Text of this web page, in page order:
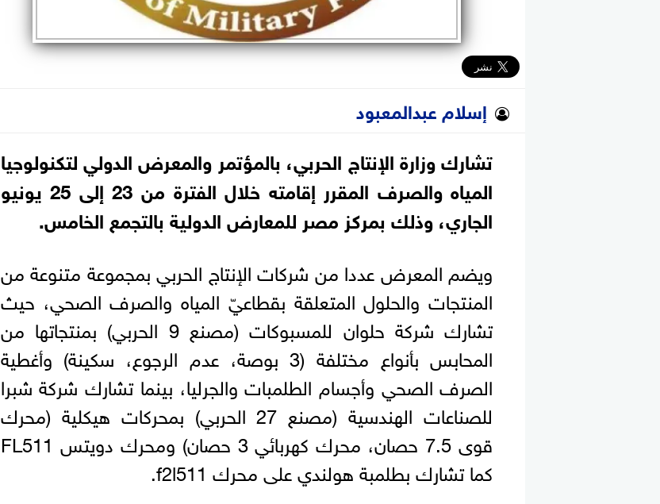
إسلام عبدالمعبود
تشارك وزارة الإنتاج الحربي، بالمؤتمر والمعرض الدولي لتكنولوجيا
المياه والصرف المقرر إقامته خلال الفترة من 23 إلى 25 يونيو
الجاري، وذلك بمركز مصر للمعارض الدولية بالتجمع الخامس.
ويضم المعرض عددا من شركات الإنتاج الحربي بمجموعة متنوعة من
المنتجات والحلول المتعلقة بقطاعيّ المياه والصرف الصحي، حيث
تشارك شركة حلوان للمسبوكات (مصنع 9 الحربي) بمنتجاتها من
المحابس بأنواع مختلفة (3 بوصة، عدم الرجوع، سكينة) وأغطية
الصرف الصحي وأجسام الطلمبات والجرليا، بينما تشارك شركة شبرا
للصناعات الهندسية (مصنع 27 الحربي) بمحركات هيكلية (محرك
قوى 7.5 حصان، محرك كهربائي 3 حصان) ومحرك دويتس FL511
كما تشارك بطلمبة هولندي على محرك f2l511.